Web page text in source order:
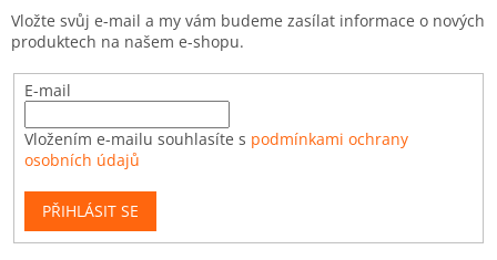
Vložte svůj e-mail a my vám budeme zasílat informace o nových
produktech na našem e-shopu.
E-mail
Vložením e-mailu souhlasíte s podmínkami ochrany
osobních údajů
PŘIHLÁSIT SE